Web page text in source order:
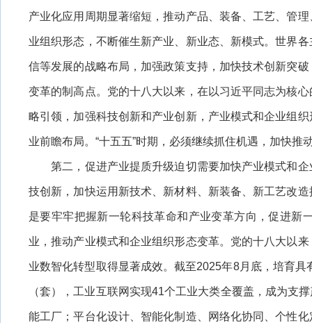
产业化应用周期显著缩短，推动产品、装备、工艺、管
业组织形态，不断催生新产业、新业态、新模式。世界
信等发展的战略布局，加强政策支持，加快技术创新突
变革的制高点。党的十八大以来，在以习近平同志为核
略引领，加强科技创新和产业创新，产业模式和企业组
业前瞻布局。“十五五”时期，必须继续抓住机遇，加快
第二，促进产业提质升级迫切需要加快产业模式和企
技创新，加快运用新技术、新材料、新装备、新工艺改
是要牢牢把握新一轮科技革命和产业变革方向，促进新
业，推动产业模式和企业组织形态变革。党的十八大以
业数智化转型取得显著成效。截至2025年8月底，培育
（套），工业互联网实现41个工业大类全覆盖，成为支
能工厂；平台化设计、智能化制造、网络化协同、个性